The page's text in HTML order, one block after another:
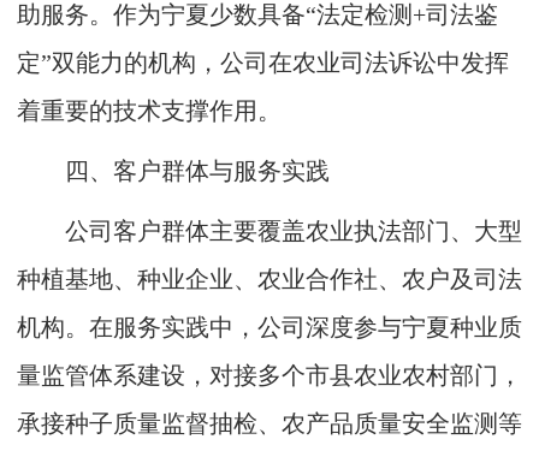
助服务。作为宁夏少数具备“法定检测+司法鉴
定”双能力的机构，公司在农业司法诉讼中发挥
着重要的技术支撑作用。
四、客户群体与服务实践
公司客户群体主要覆盖农业执法部门、大型
种植基地、种业企业、农业合作社、农户及司法
机构。在服务实践中，公司深度参与宁夏种业质
量监管体系建设，对接多个市县农业农村部门，
承接种子质量监督抽检、农产品质量安全监测等